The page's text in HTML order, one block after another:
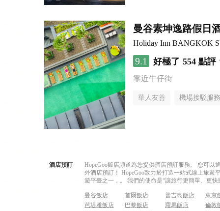
曼谷素坤逸路假日
Holiday Inn BANGKOK
9.1 好極了 554 點評
靠近牛仔街
華人友善 機場接駁服務
酒店預訂
HopeGoo飯店頻道為您提供酒店預訂服務。 您可
外酒店預訂！ HopeGoo致力於打造一站式線上旅
遊平臺之一，。 我們的使命是“讓旅行更簡單、更
曼谷飯店 首爾飯店 普吉島飯店
東京
芭堤雅飯店
巴黎飯店 羅馬飯店
倫敦